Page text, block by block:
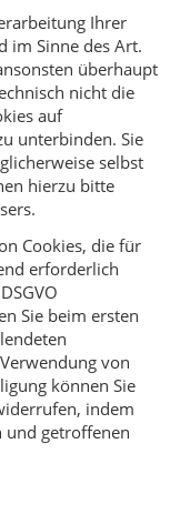
Ihrer
im Sinne des Art.
überhaupt
nicht die
auf
unterbinden. Sie
selbst
hierzu bitte
Cookies, die für
erforderlich
Sie beim ersten
von
können Sie
indem
und getroffenen